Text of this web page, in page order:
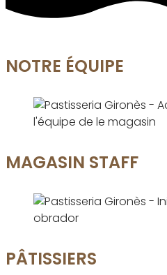
NOTRE ÉQUIPE
MAGASIN STAFF
PÂTISSIERS